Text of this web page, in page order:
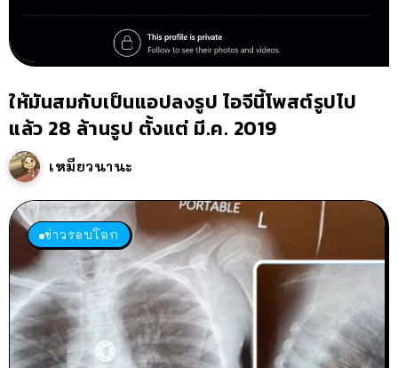
ให้มันสมกับเป็นแอปลงรูป ไอจีนี้โพสต์รูปไป
แล้ว 28 ล้านรูป ตั้งแต่ มี.ค. 2019
เหมียวนานะ
ข่าวรอบโลก